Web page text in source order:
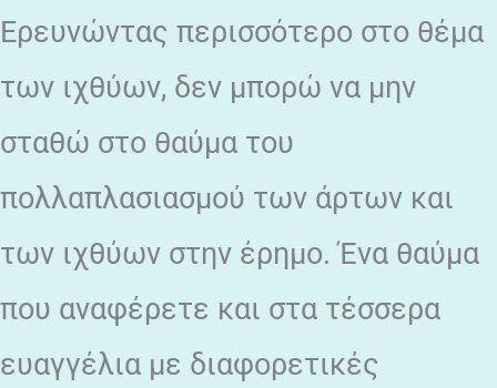
Ερευνώντας περισσότερο στο θέμα
των ιχθύων, δεν μπορώ να μην
σταθώ στο θαύμα του
πολλαπλασιασμού των άρτων και
των ιχθύων στην έρημο. Ένα θαύμα
που αναφέρετε και στα τέσσερα
ευαγγέλια με διαφορετικές